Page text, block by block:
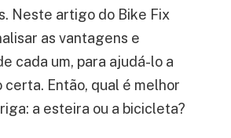
Neste artigo do Bike Fix
as vantagens e
cada um, para ajudá-lo a
certa. Então, qual é melhor
a esteira ou a bicicleta?